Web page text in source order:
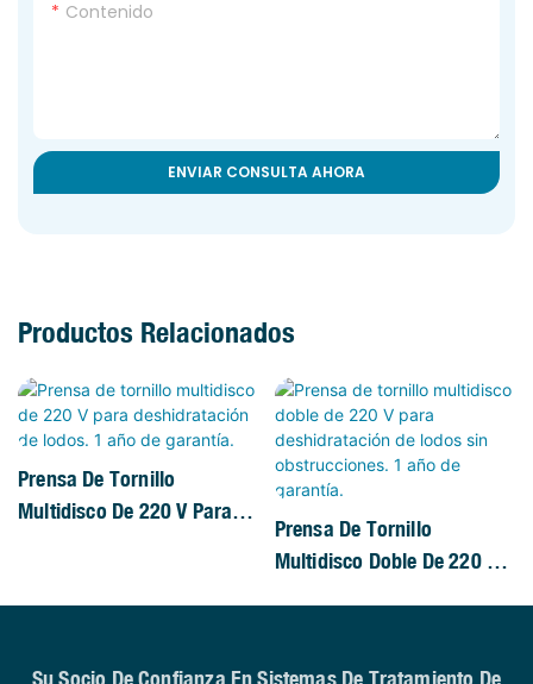
Contenido
ENVIAR CONSULTA AHORA
Productos Relacionados
Prensa De Tornillo
Multidisco De 220 V Para
Prensa De Tornillo
Multidisco Doble De 220 V
Su Socio De Confianza En Sistemas De Tratamiento De